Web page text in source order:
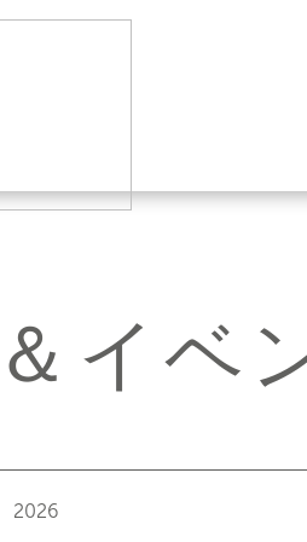
イベ
2026